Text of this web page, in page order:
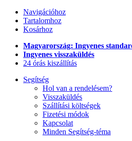
Navigációhoz
Tartalomhoz
Kosárhoz
Magyarország: Ingyenes
Ingyenes visszaküldés
24 órás kiszállítás
Segítség
Hol van a rendelésem?
Visszaküldés
Szállítási költségek
Fizetési módok
Kapcsolat
Minden Segítség-téma